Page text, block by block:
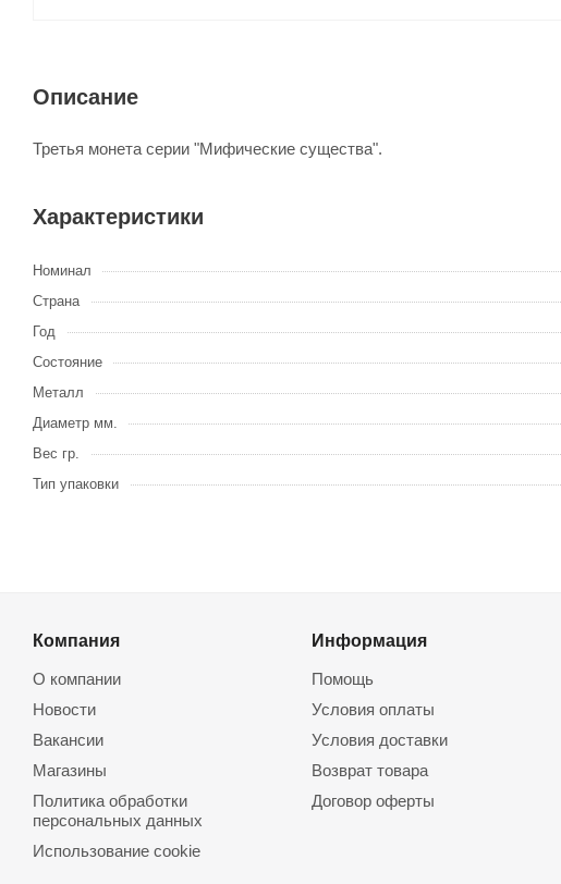
Описание
Третья монета серии "Мифические существа".
Характеристики
Номинал
Страна
Год
Состояние
Металл
Диаметр мм.
Вес гр.
Тип упаковки
Компания
О компании
Новости
Вакансии
Магазины
Политика обработки
персональных данных
Использование cookie
Информация
Помощь
Условия оплаты
Условия доставки
Возврат товара
Договор оферты